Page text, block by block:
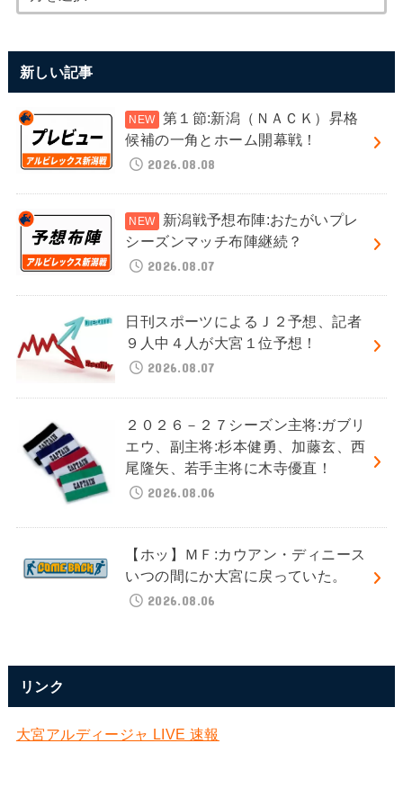
新しい記事
第１節:新潟（ＮＡＣＫ）昇格
候補の一角とホーム開幕戦！
2026.08.08
新潟戦予想布陣:おたがいプレ
シーズンマッチ布陣継続？
2026.08.07
日刊スポーツによるＪ２予想、記者
９人中４人が大宮１位予想！
2026.08.07
２０２６－２７シーズン主将:ガブリ
エウ、副主将:杉本健勇、加藤玄、西
尾隆矢、若手主将に木寺優直！
2026.08.06
【ホッ】ＭＦ:カウアン・ディニース
いつの間にか大宮に戻っていた。
2026.08.06
リンク
大宮アルディージャ LIVE 速報